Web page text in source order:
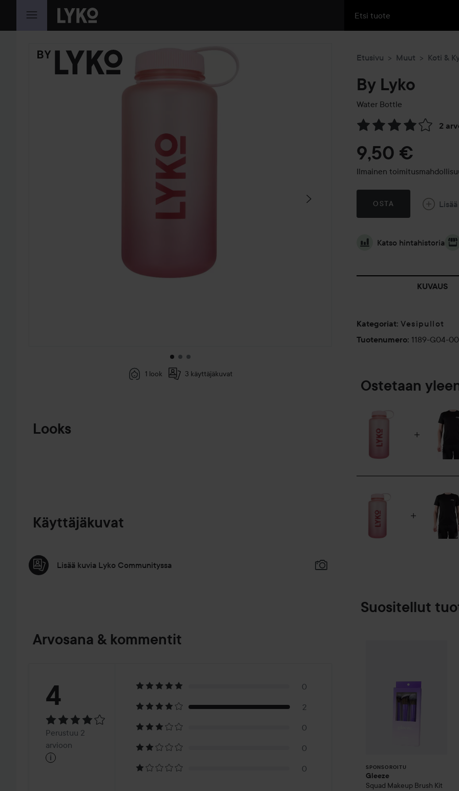
SIIRTYÄ JHK SISÄLTÖÖN
OHITA OSIO
1 look 3 käyttäjäkuvat
Looks
Käyttäjäkuvat
Lisää kuvia Lyko Communityssa
Arvosana & kommentit
Arvosana:
4Perustuu
2
4
Perustuu 2
arvioon
i
0
2
0
0
0
Etusivu Muut Koti &
By Lyko
Water Bottle
2
Siirtyä jhk Arvosana &
9,50 €
Ilmainen
OSTA Lisää
Katso hintahistoria
KUVAUS
Kategoriat: Vesipullot
Tuotenumero: 1189-G04-
Ostetaan
Suositellut
SPONSOROITU
Gleeze
Squad Makeup Brush Kit